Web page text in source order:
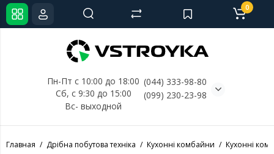
Пн-Пт с 10:00 до 18:00
Сб, с 9:30 до 15:00
Вс- выходной
(044) 333-98-80
(099) 230-23-98
0
Главная Дрібна побутова техніка Кухонні комбайни Кухонні